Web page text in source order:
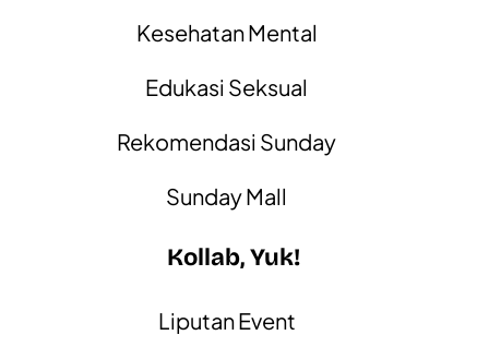
Kesehatan Mental
Edukasi Seksual
Rekomendasi Sunday
Sunday Mall
Kollab, Yuk!
Liputan Event